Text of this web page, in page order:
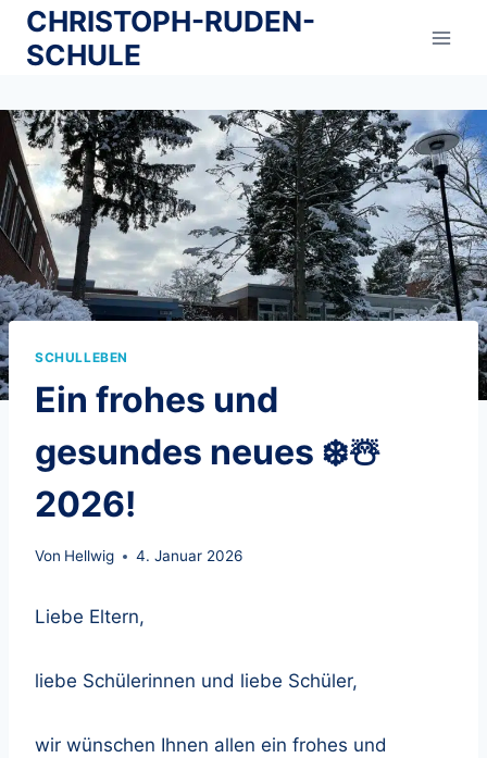
Zum
Inhalt
springen
CHRISTOPH-RUDEN-
SCHULE
SCHULLEBEN
Ein frohes und
gesundes neues ❄️☃️
2026!
Von Hellwig 4. Januar 2026
Liebe Eltern,
liebe Schülerinnen und liebe Schüler,
wir wünschen Ihnen allen ein frohes und